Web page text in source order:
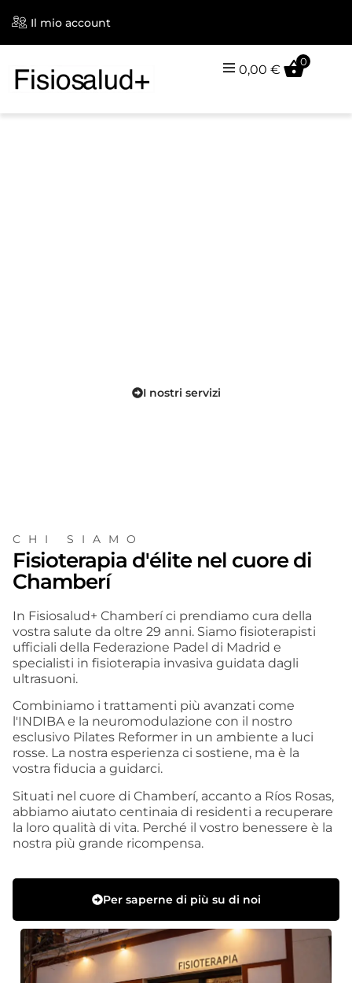
Il mio account
0,00€
0
I nostri servizi
CHI SIAMO
Fisioterapia d'élite nel cuore di
Chamberí
In Fisiosalud+ Chamberí ci prendiamo cura della
vostra salute da oltre 29 anni. Siamo fisioterapisti
ufficiali della Federazione Padel di Madrid e
specialisti in fisioterapia invasiva guidata dagli
ultrasuoni.
Combiniamo i trattamenti più avanzati come
l'INDIBA e la neuromodulazione con il nostro
esclusivo Pilates Reformer in un ambiente a luci
rosse. La nostra esperienza ci sostiene, ma è la
vostra fiducia a guidarci.
Situati nel cuore di Chamberí, accanto a Ríos Rosas,
abbiamo aiutato centinaia di residenti a recuperare
la loro qualità di vita. Perché il vostro benessere è la
nostra più grande ricompensa.
Per saperne di più su di noi